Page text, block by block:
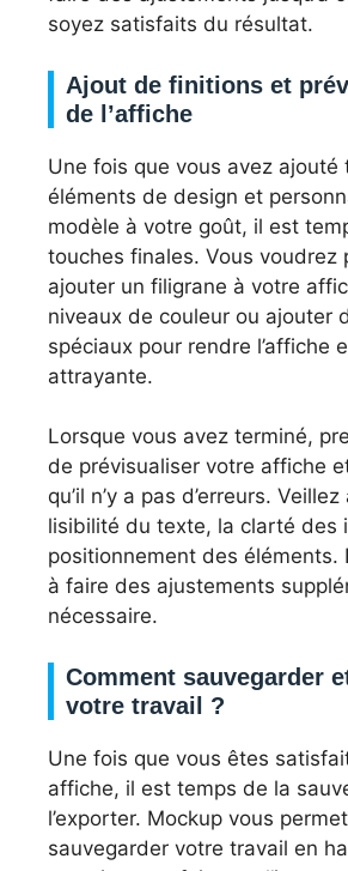
soyez satisfaits du résultat.
Ajout de finitions et
de l’affiche
Une fois que vous avez ajouté
éléments de design et
modèle à votre goût, il est
touches finales. Vous voudrez
ajouter un filigrane à votre
niveaux de couleur ou ajouter
spéciaux pour rendre l’affiche
attrayante.
Lorsque vous avez terminé,
de prévisualiser votre affiche
qu’il n’y a pas d’erreurs.
lisibilité du texte, la clarté des
positionnement des éléments.
à faire des ajustements
nécessaire.
Comment sauvegarder
votre travail ?
Une fois que vous êtes
affiche, il est temps de la
l’exporter. Mockup vous
sauvegarder votre travail en